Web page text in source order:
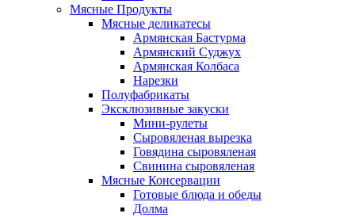
Мясные Продукты
Мясные деликатесы
Армянская Бастурма
Армянский Суджух
Армянская Колбаса
Нарезки
Полуфабрикаты
Эксклюзивные закуски
Мини-рулеты
Сыровяленая вырезка
Говядина сыровяленая
Свинина сыровяленая
Мясные Консервации
Готовые блюда и обеды
Долма